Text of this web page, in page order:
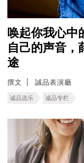
唤起你我心
自己的声音，
途
撰文 誠品表演廳
诚品选乐 诚品专栏